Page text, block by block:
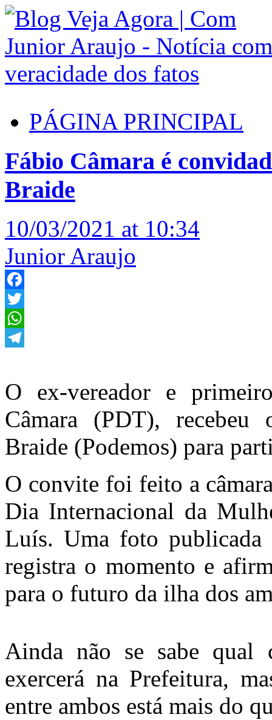
PÁGINA PRINCIPAL
Fábio Câmara é
Braide
10/03/2021 at 10:34
Junior Araujo
Facebook
Twitter
WhatsApp
O ex-vereador e
Câmara (PDT),
Braide (Podemos) para
O convite foi feito a
Dia Internacional da
Luís. Uma foto publicada
registra o momento e
para o futuro da ilha dos
Ainda não se sabe qual
exercerá na Prefeitura,
entre ambos está mais do